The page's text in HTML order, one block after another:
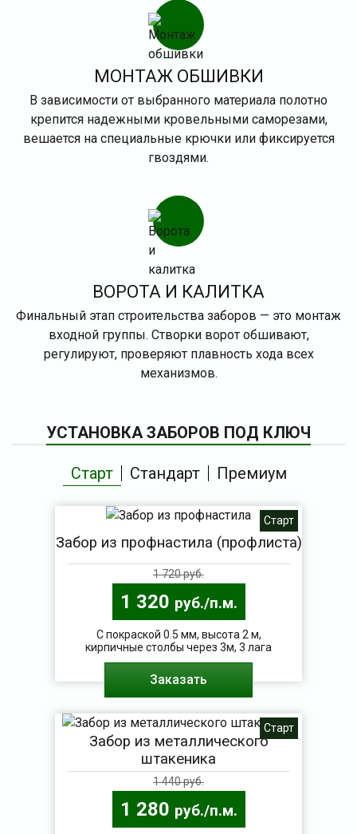
МОНТАЖ ОБШИВКИ
В зависимости от выбранного материала полотно
крепится надежными кровельными саморезами,
вешается на специальные крючки или фиксируется
гвоздями.
ВОРОТА И КАЛИТКА
Финальный этап строительства заборов — это монтаж
входной группы. Створки ворот обшивают,
регулируют, проверяют плавность хода всех
механизмов.
УСТАНОВКА ЗАБОРОВ ПОД КЛЮЧ
Старт Стандарт Премиум
Старт
Забор из профнастила (профлиста)
1 720 руб.
1 320 руб./п.м.
С покраской 0.5 мм, высота 2 м,
кирпичные столбы через 3м, 3 лага
Заказать
Старт
Забор из металлического
штакеника
1 440 руб.
1 280 руб./п.м.